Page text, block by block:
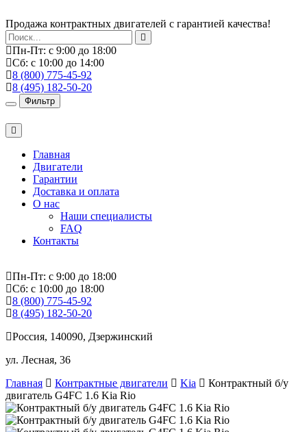
Продажа контрактных двигателей с гарантией качества!
Пн-Пт: с 9:00 до 18:00
Сб: с 10:00 до 14:00
8 (800) 775-45-92
8 (495) 182-50-20
Фильтр
Главная
Двигатели
Гарантии
Доставка и оплата
О нас
Наши специалисты
FAQ
Контакты
Пн-Пт: с 9:00 до 18:00
Сб: с 10:00 до 18:00
8 (800) 775-45-92
8 (495) 182-50-20
Россия, 140090, Дзержинский
ул. Лесная, 36
Главная
Контрактные двигатели Kia
Контрактный б/у
двигатель G4FC 1.6 Kia Rio